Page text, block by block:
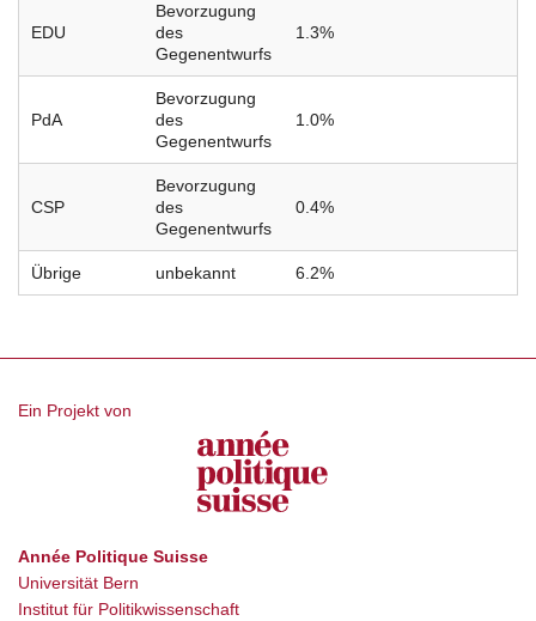
EDU
Bevorzugung
des
Gegenentwurfs
1.3%
PdA
Bevorzugung
des
Gegenentwurfs
1.0%
CSP
Bevorzugung
des
Gegenentwurfs
0.4%
Übrige unbekannt 6.2%
Ein Projekt von
Année Politique Suisse
Universität Bern
Institut für Politikwissenschaft